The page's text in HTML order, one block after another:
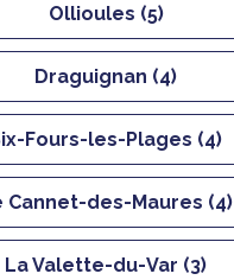
Ollioules (5)
Draguignan (4)
Fours-les-Plages (4)
Cannet-des-Maures (4)
La Valette-du-Var (3)